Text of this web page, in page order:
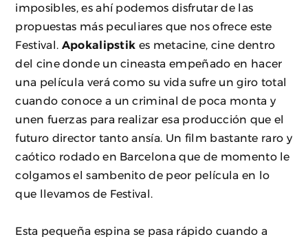
imposibles, es ahí podemos disfrutar de las
propuestas más peculiares que nos ofrece este
Festival. Apokalipstik es metacine, cine dentro
del cine donde un cineasta empeñado en hacer
una película verá como su vida sufre un giro total
cuando conoce a un criminal de poca monta y
unen fuerzas para realizar esa producción que el
futuro director tanto ansía. Un film bastante raro y
caótico rodado en Barcelona que de momento le
colgamos el sambenito de peor película en lo
que llevamos de Festival.
Esta pequeña espina se pasa rápido cuando a